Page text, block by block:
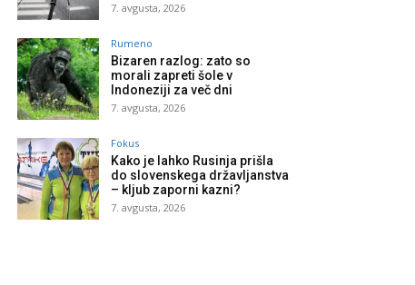
7. avgusta, 2026
Rumeno
Bizaren razlog: zato so
morali zapreti šole v
Indoneziji za več dni
7. avgusta, 2026
Fokus
Kako je lahko Rusinja prišla
do slovenskega državljanstva
– kljub zaporni kazni?
7. avgusta, 2026